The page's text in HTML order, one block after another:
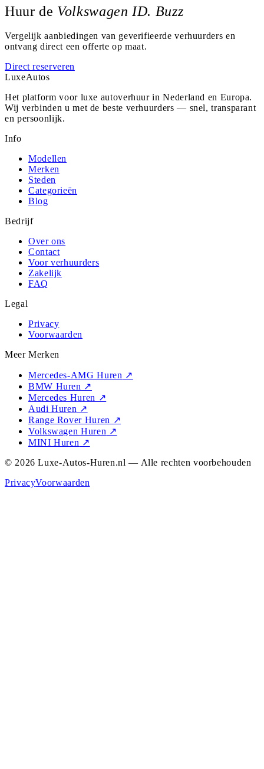
Huur de Volkswagen ID. Buzz
Vergelijk aanbiedingen van geverifieerde verhuurders en
ontvang direct een offerte op maat.
Direct reserveren
LuxeAutos
Het platform voor luxe autoverhuur in Nederland en Europa.
Wij verbinden u met de beste verhuurders — snel, transparant
en persoonlijk.
Info
Modellen
Merken
Steden
Categorieën
Blog
Bedrijf
Over ons
Contact
Voor verhuurders
Zakelijk
FAQ
Legal
Privacy
Voorwaarden
Meer Merken
Mercedes-AMG Huren ↗
BMW Huren ↗
Mercedes Huren ↗
Audi Huren ↗
Range Rover Huren ↗
Volkswagen Huren ↗
MINI Huren ↗
© 2026 Luxe-Autos-Huren.nl — Alle rechten voorbehouden
PrivacyVoorwaarden